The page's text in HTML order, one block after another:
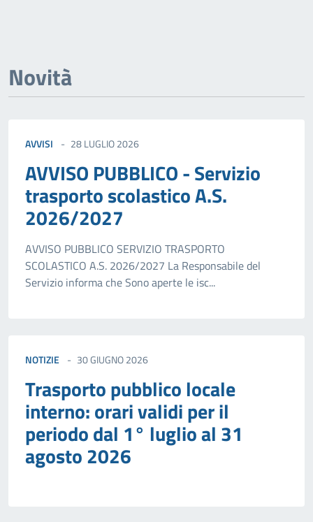
Novità
AVVISI 28 LUGLIO 2026
AVVISO PUBBLICO - Servizio
trasporto scolastico A.S.
2026/2027
AVVISO PUBBLICO SERVIZIO TRASPORTO
SCOLASTICO A.S. 2026/2027 La Responsabile del
Servizio informa che Sono aperte le isc...
NOTIZIE 30 GIUGNO 2026
Trasporto pubblico locale
interno: orari validi per il
periodo dal 1° luglio al 31
agosto 2026